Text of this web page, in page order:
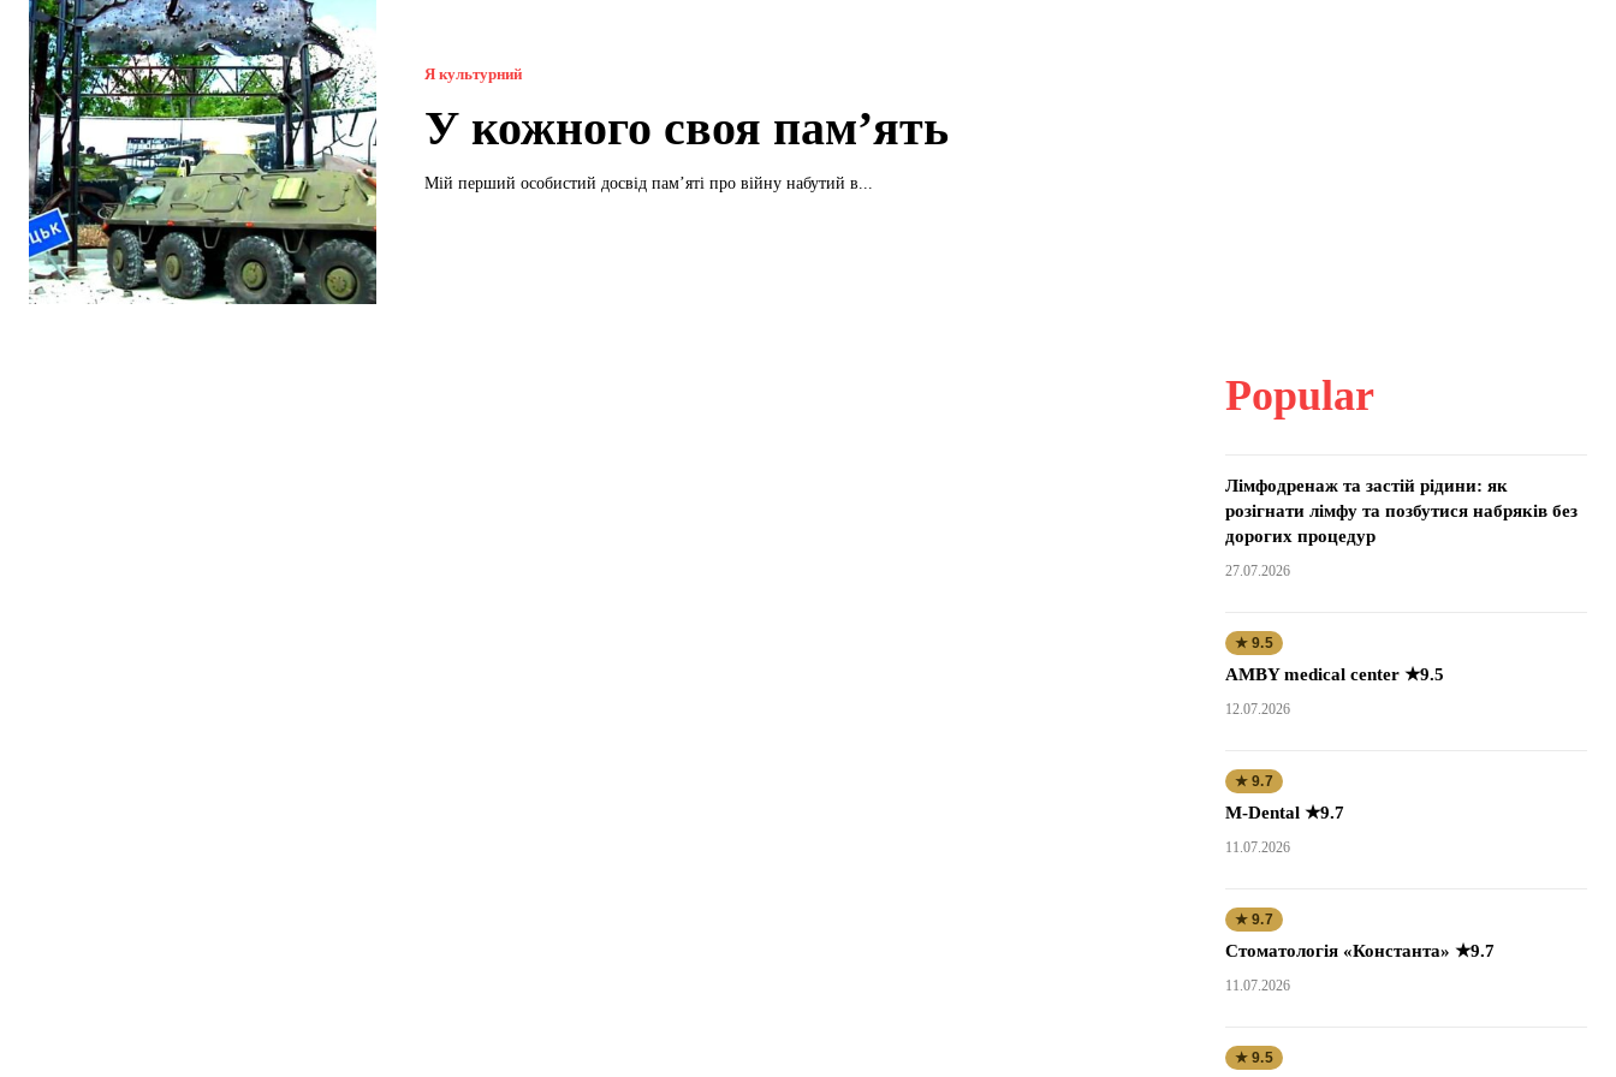
Я культурний
У кожного своя пам’ять
Мій перший особистий досвід пам’яті про війну набутий в...
Popular
Лімфодренаж та застій рідини: як
розігнати лімфу та позбутися набряків без
дорогих процедур
27.07.2026
★ 9.5
AMBY medical center ★9.5
12.07.2026
★ 9.7
M-Dental ★9.7
11.07.2026
★ 9.7
Стоматологія «Константа» ★9.7
11.07.2026
★ 9.5